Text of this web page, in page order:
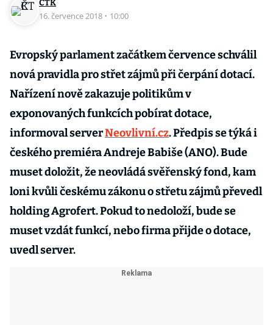
ČTK
16. července 2018 · 10:00
Evropský parlament začátkem července schválil
nová pravidla pro střet zájmů při čerpání dotací.
Nařízení nově zakazuje politikům v
exponovaných funkcích pobírat dotace,
informoval serverNeovlivní.cz. Předpis se týká i
českého premiéra Andreje Babiše (ANO). Bude
muset doložit, že neovládá svěřenský fond, kam
loni kvůli českému zákonu o střetu zájmů převedl
holding Agrofert. Pokud to nedoloží, bude se
muset vzdát funkcí, nebo firma přijde o dotace,
uvedl server.